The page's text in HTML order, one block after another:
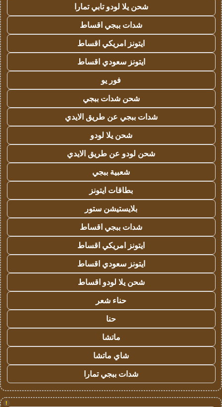
شحن يلا لودو تابي تمارا
شدات ببجي اقساط
ايتونز امريكي اقساط
ايتونز سعودي اقساط
فور يو
شحن شدات ببجي
شدات ببجي عن طريق الايدي
شحن يلا لودو
شحن لودو عن طريق الايدي
شعبية ببجي
بطاقات ايتونز
بلايستيشن ستور
شدات ببجي اقساط
ايتونز امريكي اقساط
ايتونز سعودي اقساط
شحن يلا لودو اقساط
حناء شعر
حنا
ماتشا
شاي ماتشا
شدات ببجي تمارا
!